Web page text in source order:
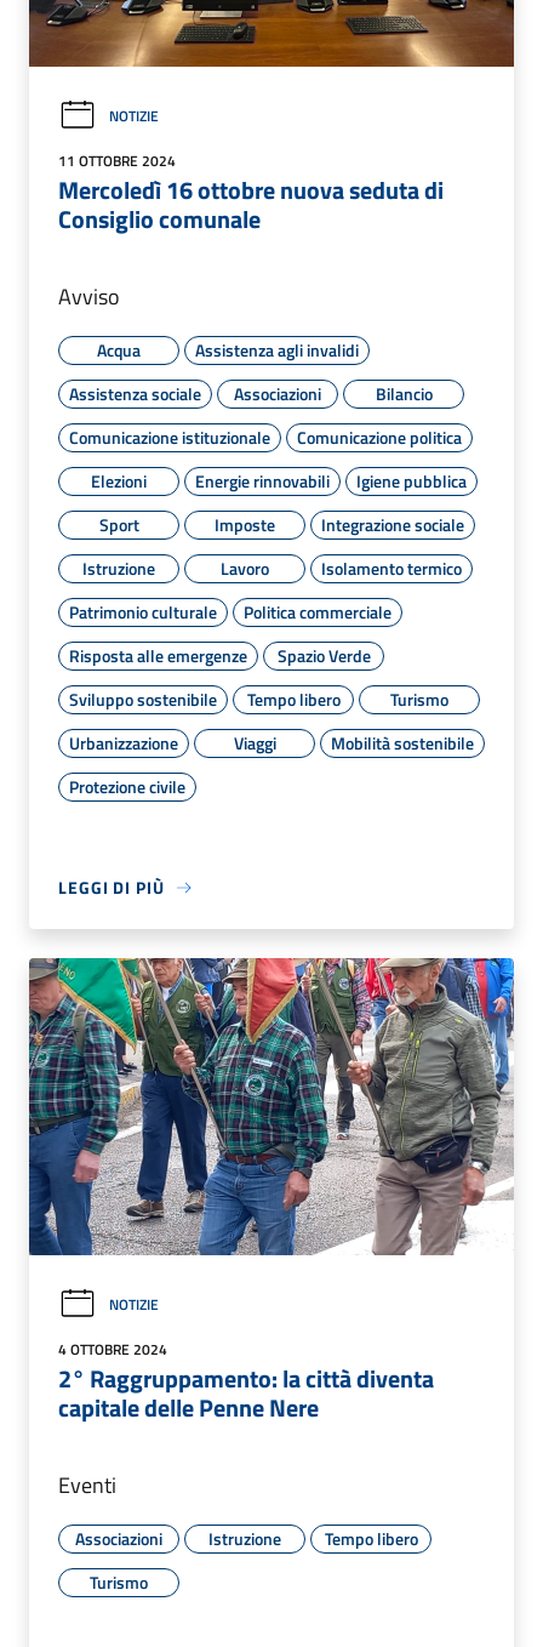
NOTIZIE
11 OTTOBRE 2024
Mercoledì 16 ottobre nuova seduta di
Consiglio comunale
Avviso
Acqua
Assistenza agli invalidi
Assistenza sociale
Associazioni
Bilancio
Comunicazione istituzionale
Comunicazione politica
Elezioni
Energie rinnovabili
Igiene pubblica
Sport
Imposte
Integrazione sociale
Istruzione
Lavoro
Isolamento termico
Patrimonio culturale
Politica commerciale
Risposta alle emergenze
Spazio Verde
Sviluppo sostenibile
Tempo libero
Turismo
Urbanizzazione
Viaggi
Mobilità sostenibile
Protezione civile
LEGGI DI PIÙ
NOTIZIE
4 OTTOBRE 2024
2° Raggruppamento: la città diventa
capitale delle Penne Nere
Eventi
Associazioni Istruzione
Tempo libero
Turismo